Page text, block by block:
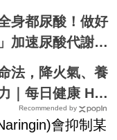
Health
身都尿酸！做好
加速尿酸代謝、
衰竭｜每日健康
法，降火氣、養
｜每日健康 Hea
Recommended by
會抑制某